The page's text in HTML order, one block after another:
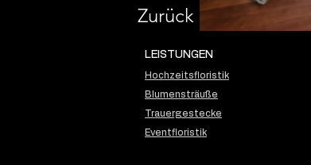
Zurück
LEISTUNGEN
Hochzeitsfloristik
Blumensträuße
Trauergestecke
Eventfloristik